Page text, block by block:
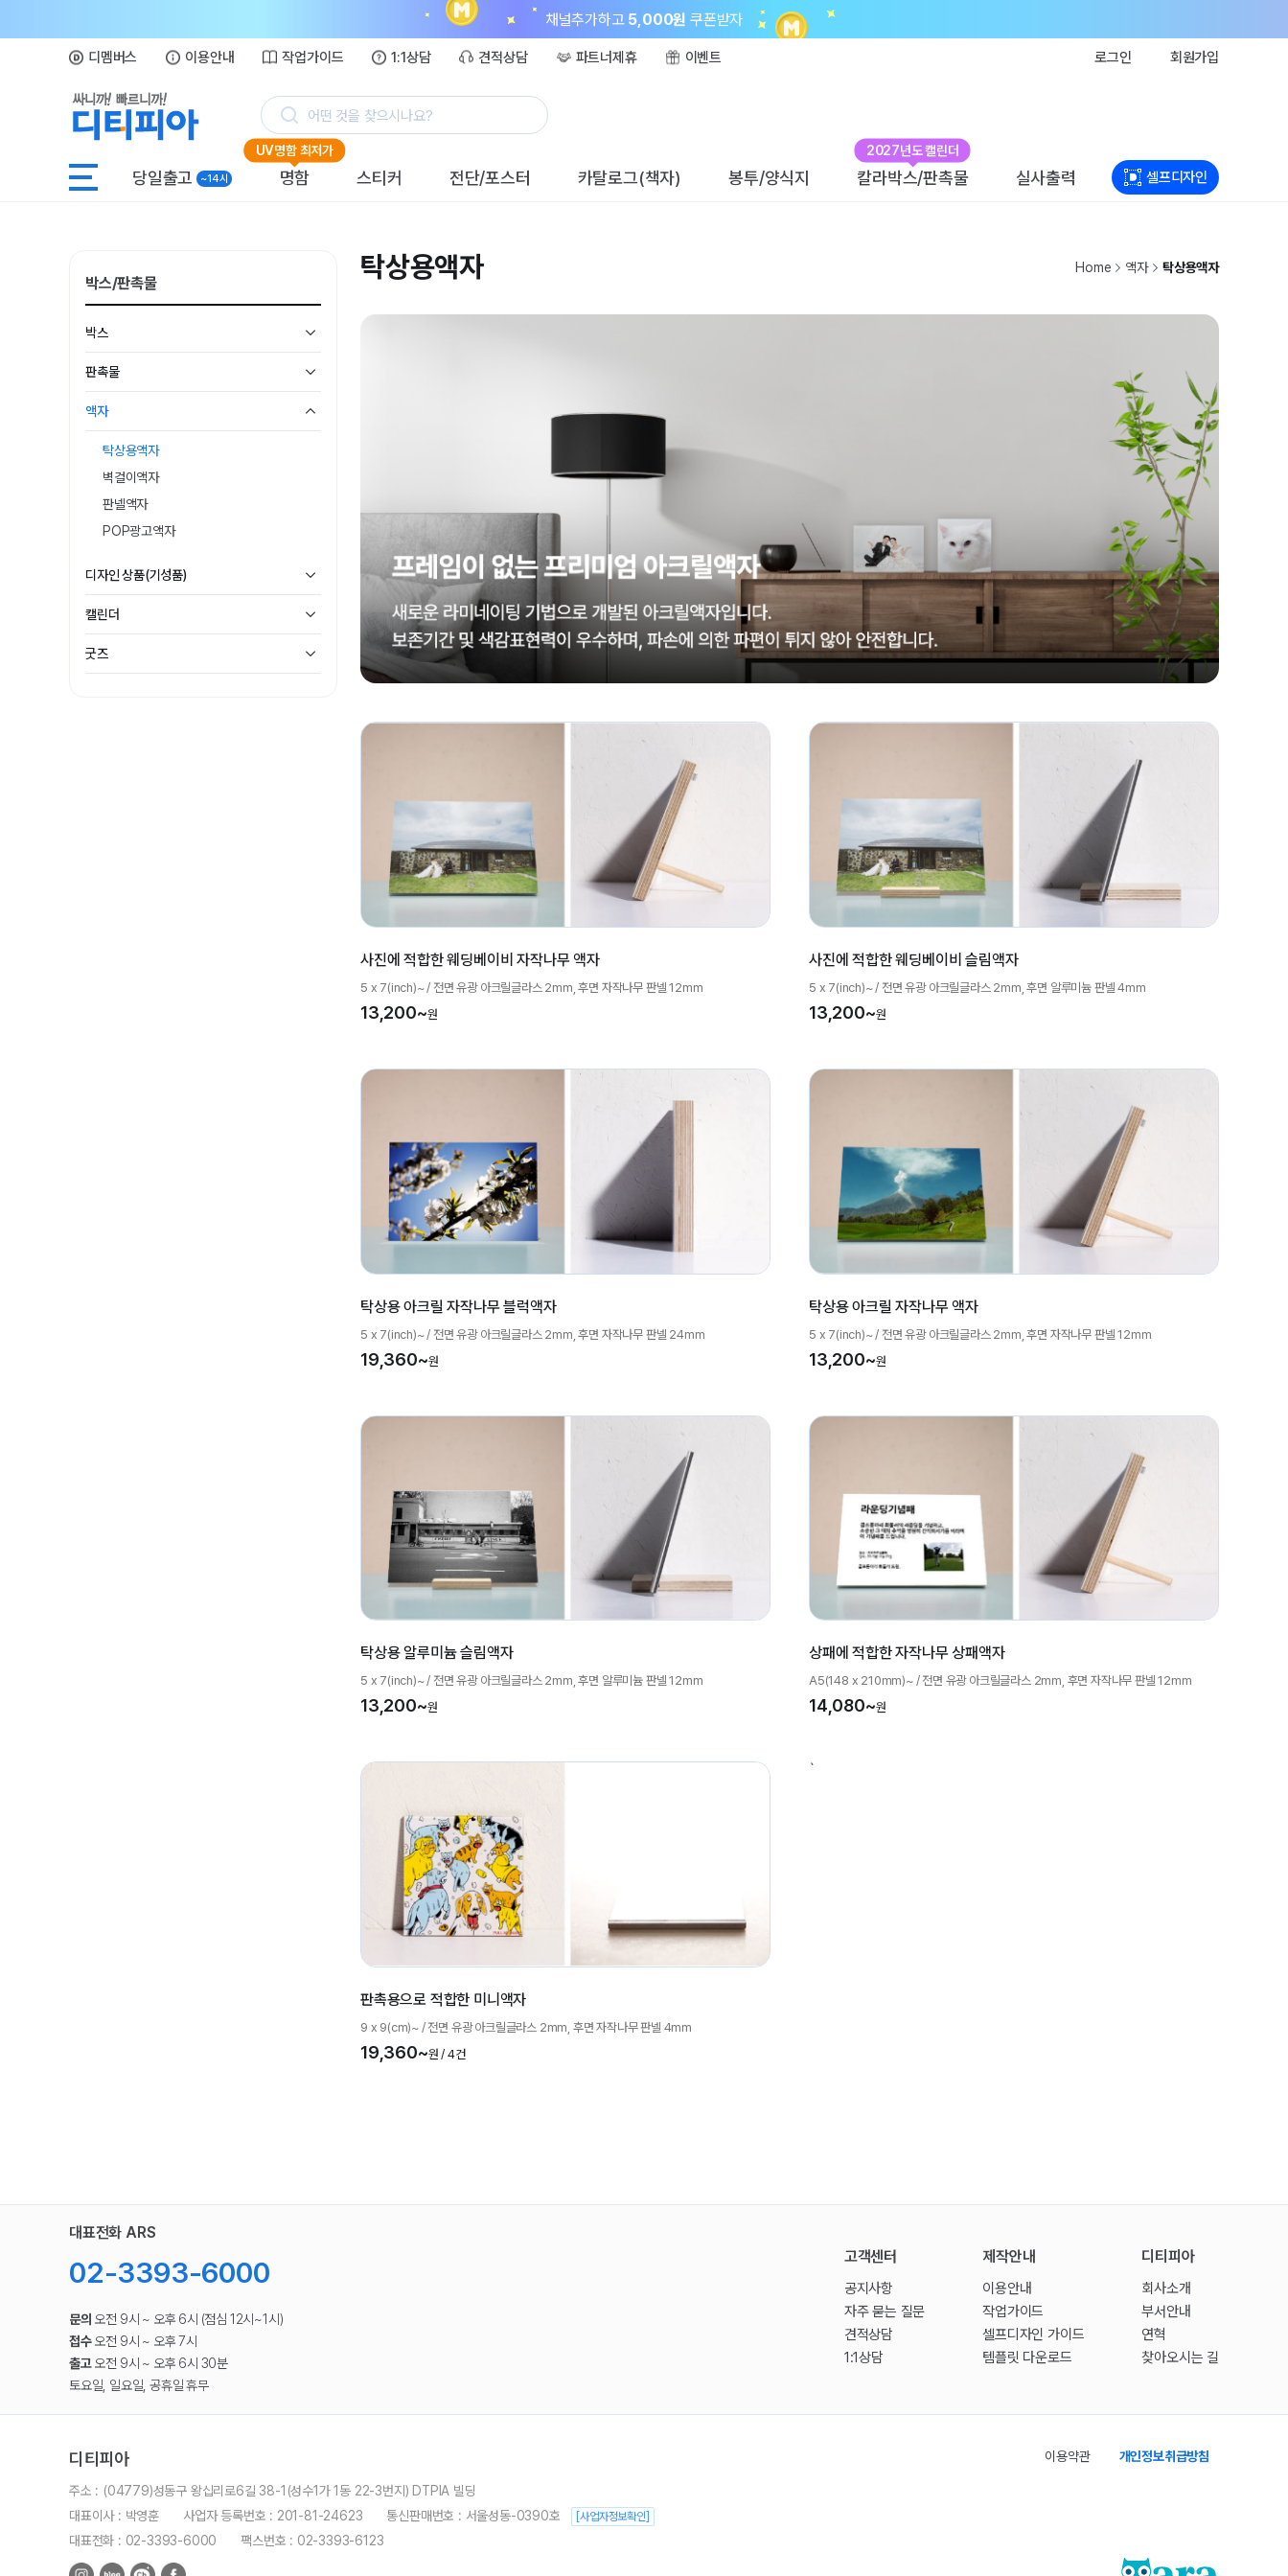
채널추가하고 5,000원 쿠폰받자
디멤버스 이용안내 작업가이드 1:1상담 견적상담 파트너제휴 이벤트 로그인 회원가입
어떤 것을 찾으시나요?
당일출고 ~14시
UV명함 최저가
명함 스티커 전단/포스터 카탈로그(책자) 봉투/양식지
2027년도 캘린더
칼라박스/판촉물 실사출력 셀프디자인
박스/판촉물
박스
판촉물
액자
탁상용액자
벽걸이액자
판넬액자
POP광고액자
디자인 상품(기성품)
캘린더
굿즈
탁상용액자 Home 액자 탁상용액자
사진에 적합한 웨딩베이비 자작나무 액자
5 x 7(inch)~ / 전면 유광 아크릴글라스 2mm, 후면 자작나무 판넬 12mm
13,200~원
사진에 적합한 웨딩베이비 슬림액자
5 x 7(inch)~ / 전면 유광 아크릴글라스 2mm, 후면 알루미늄 판넬 4mm
13,200~원
탁상용 아크릴 자작나무 블럭액자
5 x 7(inch)~ / 전면 유광 아크릴글라스 2mm, 후면 자작나무 판넬 24mm
19,360~원
탁상용 아크릴 자작나무 액자
5 x 7(inch)~ / 전면 유광 아크릴글라스 2mm, 후면 자작나무 판넬 12mm
13,200~원
탁상용 알루미늄 슬림액자
5 x 7(inch)~ / 전면 유광 아크릴글라스 2mm, 후면 알루미늄 판넬 12mm
13,200~원
상패에 적합한 자작나무 상패액자
A5(148 x 210mm)~ / 전면 유광 아크릴글라스 2mm, 후면 자작나무 판넬 12mm
14,080~원
판촉용으로 적합한 미니액자
9 x 9(cm)~ / 전면 유광 아크릴글라스 2mm, 후면 자작나무 판넬 4mm
19,360~원 / 4건
`
대표전화 ARS
02-3393-6000
문의 오전 9시 ~ 오후 6시 (점심 12시~1시)
접수오전 9시 ~ 오후 7시
출고오전 9시 ~ 오후 6시 30분
토요일, 일요일, 공휴일 휴무
고객센터
공지사항
자주 묻는 질문
견적상담
1:1상담
제작안내
이용안내
작업가이드
셀프디자인 가이드
템플릿 다운로드
디티피아
회사소개
부서안내
연혁
찾아오시는 길
이용약관 개인정보취급방침
디티피아
주소 : (04779)성동구 왕십리로6길 38-1(성수1가 1동 22-3번지) DTPIA 빌딩
대표이사 : 박영훈
사업자 등록번호 : 201-81-24623 통신판매번호 : 서울성동-0390호 [사업자정보확인]
대표전화 : 02-3393-6000 팩스번호 : 02-3393-6123